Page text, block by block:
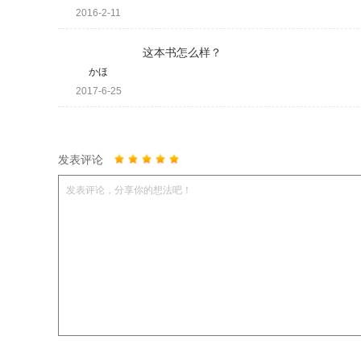
2016-2-11
かほ
2017-6-25
这本书怎么样？
发表评论
发表评论，分享你的想法吧！